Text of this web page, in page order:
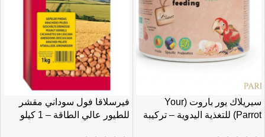
سيريلاك يور باروت (Your
Parrot) للتغذية اليدوية – تركيبة
فيرسلاقا فول سوداني مقشر
للطيور عالي الطاقة – 1 كيلو